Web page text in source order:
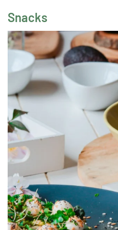
Snacks